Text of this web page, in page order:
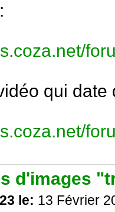
qui
d'images
le: 13 Février